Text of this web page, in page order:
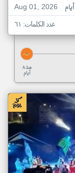
Aug 01, 2026
عدد الكلمات: ٦١
منذ ٨
أيام